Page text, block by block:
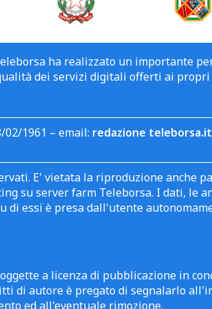
ha realizzato un importante
dei servizi digitali offerti ai
02/1961 – email: redazione teleborsa.it
E' vietata la riproduzione anche
su server farm Teleborsa. I dati, le
di essi è presa dall'utente
a licenza di pubblicazione in
di autore è pregato di segnalarlo
ed all'eventuale rimozione.